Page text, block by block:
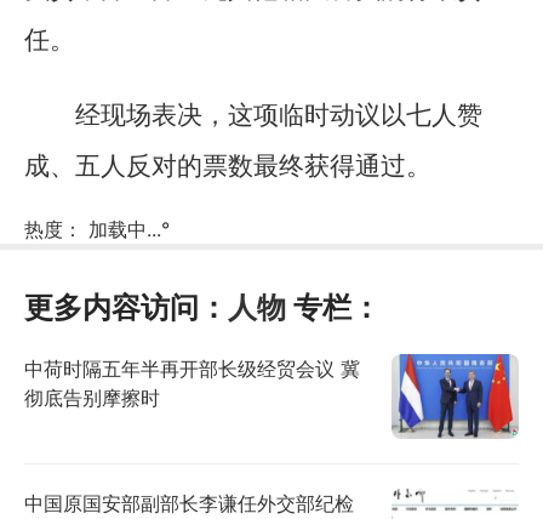
任。
经现场表决，这项临时动议以七人赞
成、五人反对的票数最终获得通过。
热度： 加载中...°
更多内容访问： 人物 专栏：
中荷时隔五年半再开部长级经贸会议 冀
彻底告别摩擦时
中国原国安部副部长李谦任外交部纪检